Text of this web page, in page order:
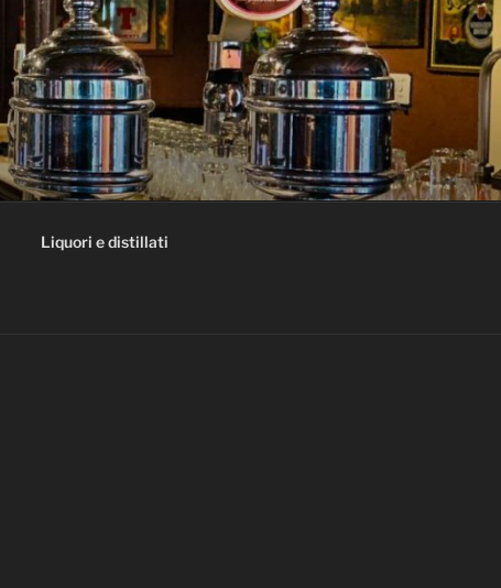
Liquori e distillati